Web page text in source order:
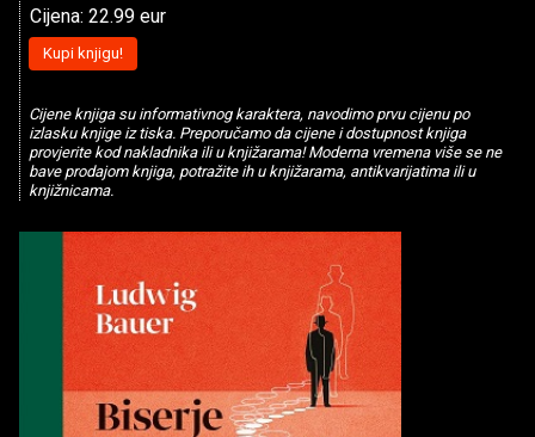
Cijena: 22.99 eur
Kupi knjigu!
Cijene knjiga su informativnog karaktera, navodimo prvu cijenu po
izlasku knjige iz tiska. Preporučamo da cijene i dostupnost knjiga
provjerite kod nakladnika ili u knjižarama! Moderna vremena više se ne
bave prodajom knjiga, potražite ih u knjižarama, antikvarijatima ili u
knjižnicama.